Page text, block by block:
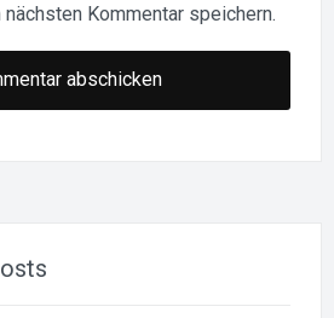
Kommentar speichern.